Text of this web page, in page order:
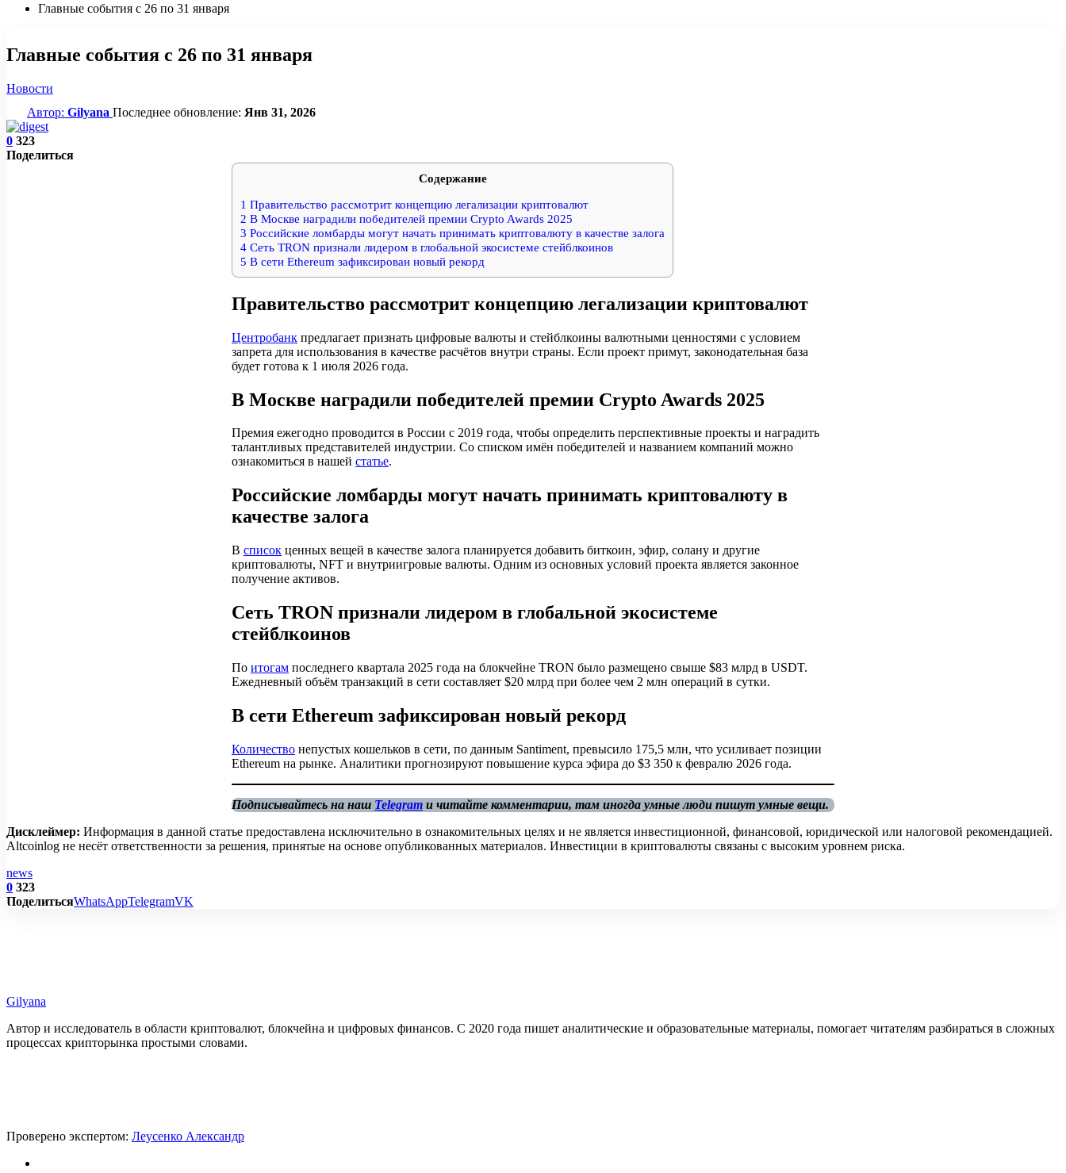
Главные события с 26 по 31 января
Главные события с 26 по 31 января
Новости
Автор: Gilyana Последнее обновление: Янв 31, 2026
0 323
Поделиться
Содержание
1 Правительство рассмотрит концепцию легализации криптовалют
2 В Москве наградили победителей премии Crypto Awards 2025
3 Российские ломбарды могут начать принимать криптовалюту в качестве залога
4 Сеть TRON признали лидером в глобальной экосистеме стейблкоинов
5 В сети Ethereum зафиксирован новый рекорд
Правительство рассмотрит концепцию легализации криптовалют
Центробанк предлагает признать цифровые валюты и стейблкоины валютными ценностями с условием
запрета для использования в качестве расчётов внутри страны. Если проект примут, законодательная база
будет готова к 1 июля 2026 года.
В Москве наградили победителей премии Crypto Awards 2025
Премия ежегодно проводится в России с 2019 года, чтобы определить перспективные проекты и наградить
талантливых представителей индустрии. Со списком имён победителей и названием компаний можно
ознакомиться в нашей статье.
Российские ломбарды могут начать принимать криптовалюту в
качестве залога
В список ценных вещей в качестве залога планируется добавить биткоин, эфир, солану и другие
криптовалюты, NFT и внутриигровые валюты. Одним из основных условий проекта является законное
получение активов.
Сеть TRON признали лидером в глобальной экосистеме
стейблкоинов
По итогам последнего квартала 2025 года на блокчейне TRON было размещено свыше $83 млрд в USDT.
Ежедневный объём транзакций в сети составляет $20 млрд при более чем 2 млн операций в сутки.
В сети Ethereum зафиксирован новый рекорд
Количество непустых кошельков в сети, по данным Santiment, превысило 175,5 млн, что усиливает позиции
Ethereum на рынке. Аналитики прогнозируют повышение курса эфира до $3 350 к февралю 2026 года.
Подписывайтесь на наш Telegram и читайте комментарии, там иногда умные люди пишут умные вещи.
Дисклеймер: Информация в данной статье предоставлена исключительно в ознакомительных целях и не является инвестиционной, финансовой, юридической или налоговой рекомендацией.
Altcoinlog не несёт ответственности за решения, принятые на основе опубликованных материалов. Инвестиции в криптовалюты связаны с высоким уровнем риска.
news
0 323
ПоделитьсяWhatsAppTelegramVK
Gilyana
Автор и исследователь в области криптовалют, блокчейна и цифровых финансов. С 2020 года пишет аналитические и образовательные материалы, помогает читателям разбираться в сложных
процессах крипторынка простыми словами.
Проверено экспертом: Леусенко Александр